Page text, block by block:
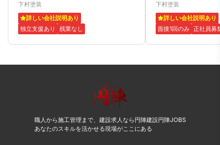
下村塗装
詳しい会社説明あり
独立支援あり
残業なし
集！
下村塗装
詳しい会社説明あり
面接1回のみ 正社員募
職人から施工管理まで、建設求人なら円陣建設円陣JOBS
あなたのスキルを活かせる現場がここにある